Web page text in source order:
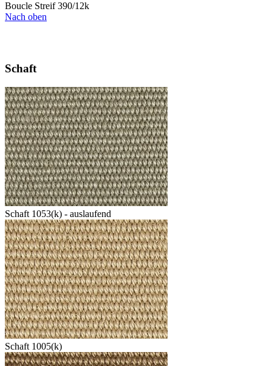
Boucle Streif 390/12k
Nach oben
Schaft
Schaft 1053(k) - auslaufend
Schaft 1005(k)